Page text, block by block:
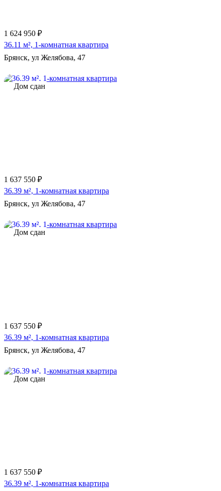
1 624 950 ₽
36.11 м², 1-комнатная квартира
Брянск, ул Желябова, 47
Дом сдан
1 637 550 ₽
36.39 м², 1-комнатная квартира
Брянск, ул Желябова, 47
Дом сдан
1 637 550 ₽
36.39 м², 1-комнатная квартира
Брянск, ул Желябова, 47
Дом сдан
1 637 550 ₽
36.39 м², 1-комнатная квартира